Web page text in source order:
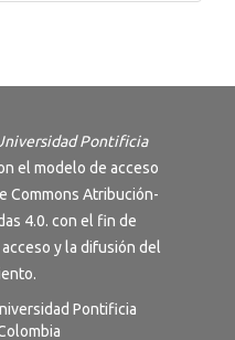
Pontificia
el modelo de acceso
Commons Atribución-
4.0. con el fin de
y la difusión del
Pontificia